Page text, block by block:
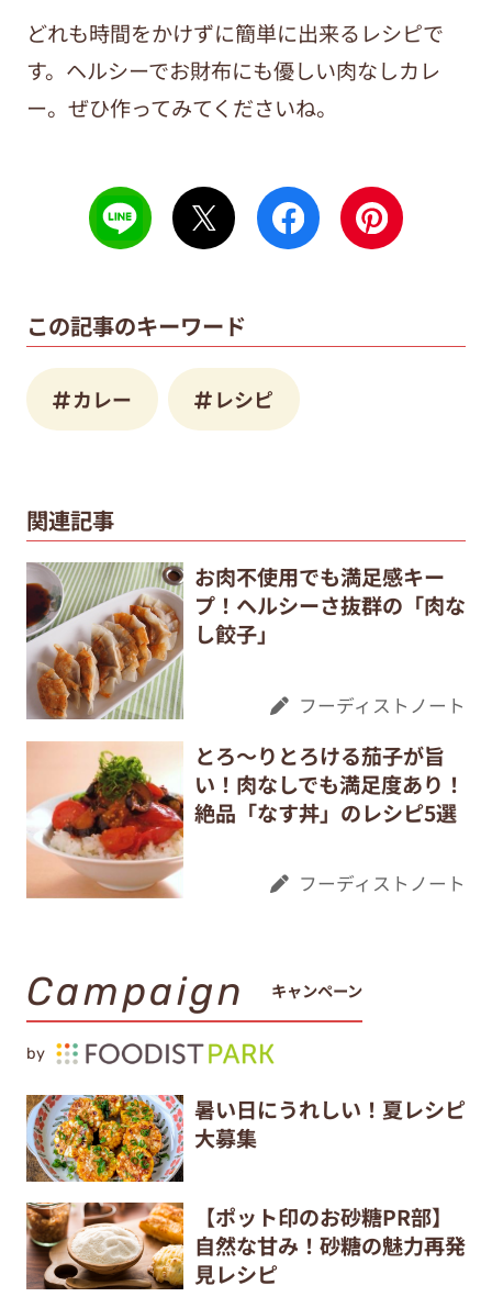
どれも時間をかけずに簡単に出来るレシピで
す。ヘルシーでお財布にも優しい肉なしカレ
ー。ぜひ作ってみてくださいね。
この記事のキーワード
カレー レシピ
関連記事
お肉不使用でも満足感キー
プ！ヘルシーさ抜群の「肉な
し餃子」
フーディストノート
とろ～りとろける茄子が旨
い！肉なしでも満足度あり！
絶品「なす丼」のレシピ5選
フーディストノート
Campaign キャンペーン
by
暑い日にうれしい！夏レシピ
大募集
【ポット印のお砂糖PR部】
自然な甘み！砂糖の魅力再発
見レシピ